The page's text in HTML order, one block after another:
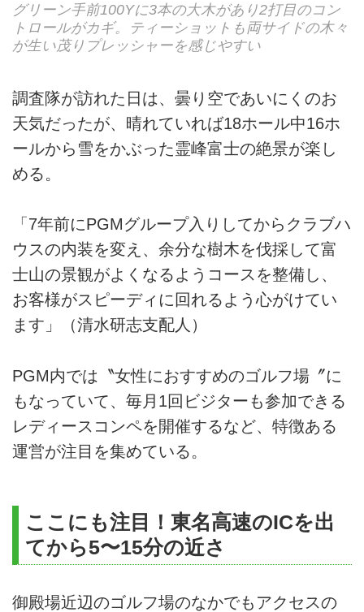
グリーン手前100Yに3本の大木があり2打目のコン
トロールがカギ。ティーショットも両サイドの木々
が生い茂りプレッシャーを感じやすい
調査隊が訪れた日は、曇り空であいにくのお
天気だったが、晴れていれば18ホール中16ホ
ールから雪をかぶった霊峰富士の絶景が楽し
める。
「7年前にPGMグループ入りしてからクラブハ
ウスの内装を変え、余分な樹木を伐採して富
士山の景観がよくなるようコースを整備し、
お客様がスピーディに回れるよう心がけてい
ます」（清水研志支配人）
PGM内では〝女性におすすめのゴルフ場〞に
もなっていて、毎月1回ビジターも参加できる
レディースコンペを開催するなど、特徴ある
運営が注目を集めている。
ここにも注目！東名高速のICを出
てから5〜15分の近さ
御殿場近辺のゴルフ場のなかでもアクセスの